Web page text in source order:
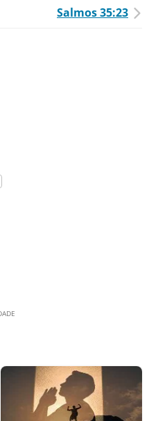
Salmos 35:23